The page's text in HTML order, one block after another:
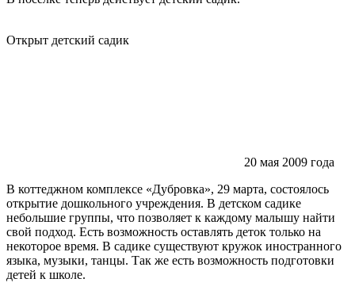
Открыт детский садик
20 мая 2009 года
В коттеджном комплексе «Дубровка», 29 марта, состоялось
открытие дошкольного учреждения. В детском садике
небольшие группы, что позволяет к каждому малышу найти
свой подход. Есть возможность оставлять деток только на
некоторое время. В садике существуют кружок иностранного
языка, музыки, танцы. Так же есть возможность подготовки
детей к школе.